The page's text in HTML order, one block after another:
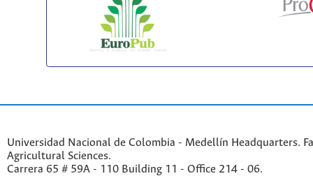
Universidad Nacional de Colombia - Medellín Headquarters.
Agricultural Sciences.
Carrera 65 # 59A - 110 Building 11 - Office 214 - 06.